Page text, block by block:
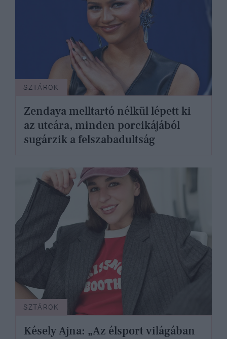
SZTÁROK
Zendaya melltartó nélkül lépett ki
az utcára, minden porcikájából
sugárzik a felszabadultság
SZTÁROK
Késely Ajna: „Az élsport világában